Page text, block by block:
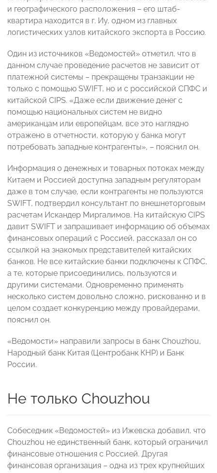
и географического расположения – его штаб-
квартира находится в г. Иу, одном из главных
логистических узлов китайского экспорта в Россию.
Один из источников «Ведомостей» отметил, что в
данном случае проведение расчетов не зависит от
платежной системы – прекращены транзакции не
только с помощью SWIFT, но и с российской СПФС и
китайской CIPS. «Даже если движение денег с
помощью национальных систем не видно
американцам или европейцам, все это наглядно
отражено в отчетности, которую у банка могут
потребовать западные контрагенты», – пояснил он.
Информация о денежных и товарных потоках между
Китаем и Россией доступна западным регуляторам
даже в том случае, если контрагенты не пользуются
SWIFT, подтвердил консультант по внешнеторговым
расчетам Искандер Миргалимов. На китайскую CIPS
давит SWIFT и запрашивает информацию об объемах
финансовых операций с Россией, рассказал он со
ссылкой на знакомых представителей китайских
банков. Не все китайские банки подключены к СПФС,
а те, которые присоединились, пользуются и
другими системами. Одновременно применять
несколько систем довольно сложно, рискованно и в
целом создает конкуренцию между провайдерами,
пояснил он.
«Ведомости» направили запросы в банк Chouzhou,
Народный банк Китая (Центробанк КНР) и Банк
России.
Не только Chouzhou
Собеседник «Ведомостей» из Ижевска добавил, что
Chouzhou не единственный банк, который ограничил
финансовые отношения с Россией. Другая
финансовая организация – одна из трех крупнейших